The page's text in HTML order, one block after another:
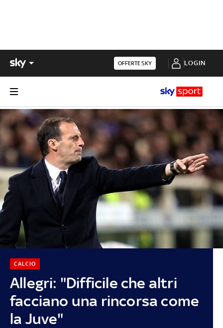
OFFERTE SKY LOGIN
Allegri: "Difficile che altri
facciano una rincorsa come
la Juve"
CALCIO